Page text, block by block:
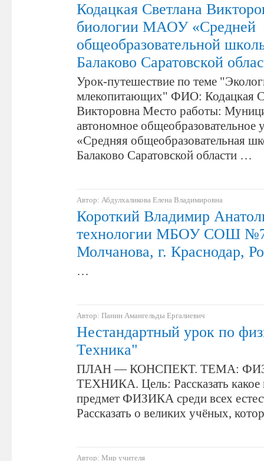
Кодацкая Светлана
биологии МАОУ «Средней
общеобразовательной
Балаково Саратовской
Урок-путешествие по теме
млекопитающих" ФИО: Кодацкая
Викторовна Место работы:
автономное общеобразовательное
«Средняя общеобразовательная
Балаково Саратовской области …
Автор: Абдулхаликова Елена Владимировна
Короткий Владимир
технологии МБОУ СОШ
Молчанова, г. Краснодар,
…
Автор: Панин Амангельды Ергалиевич
Нестандартный урок по
Техника"
ПЛАН — КОНСПЕКТ. ТЕМА:
ТЕХНИКА. Цель: Рассказать какое
предмет ФИЗИКА среди всех
Рассказать о великих учёных,
Автор: Мир учителя